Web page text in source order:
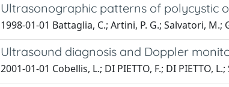
Ultrasonographic patterns of polycystic
1998-01-01 Battaglia, C.; Artini, P. G.; Salvatori, M.;
Ultrasound diagnosis and Doppler
2001-01-01 Cobellis, L.; DI PIETTO, F.; DI PIETTO,